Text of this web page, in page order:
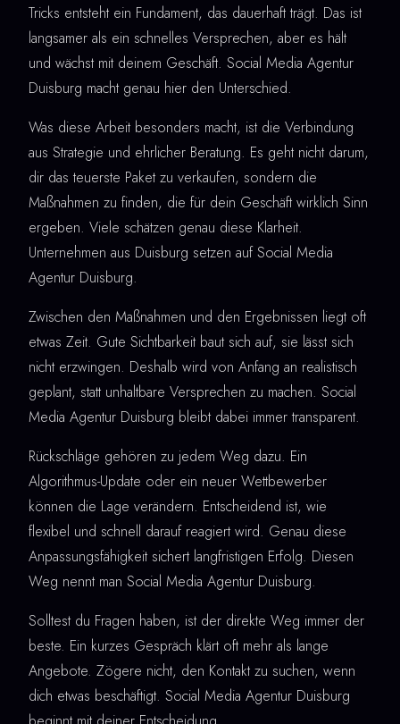
Tricks entsteht ein Fundament, das dauerhaft trägt. Das ist
langsamer als ein schnelles Versprechen, aber es hält
und wächst mit deinem Geschäft. Social Media Agentur
Duisburg macht genau hier den Unterschied.
Was diese Arbeit besonders macht, ist die Verbindung
aus Strategie und ehrlicher Beratung. Es geht nicht darum,
dir das teuerste Paket zu verkaufen, sondern die
Maßnahmen zu finden, die für dein Geschäft wirklich Sinn
ergeben. Viele schätzen genau diese Klarheit.
Unternehmen aus Duisburg setzen auf Social Media
Agentur Duisburg.
Zwischen den Maßnahmen und den Ergebnissen liegt oft
etwas Zeit. Gute Sichtbarkeit baut sich auf, sie lässt sich
nicht erzwingen. Deshalb wird von Anfang an realistisch
geplant, statt unhaltbare Versprechen zu machen. Social
Media Agentur Duisburg bleibt dabei immer transparent.
Rückschläge gehören zu jedem Weg dazu. Ein
Algorithmus-Update oder ein neuer Wettbewerber
können die Lage verändern. Entscheidend ist, wie
flexibel und schnell darauf reagiert wird. Genau diese
Anpassungsfähigkeit sichert langfristigen Erfolg. Diesen
Weg nennt man Social Media Agentur Duisburg.
Solltest du Fragen haben, ist der direkte Weg immer der
beste. Ein kurzes Gespräch klärt oft mehr als lange
Angebote. Zögere nicht, den Kontakt zu suchen, wenn
dich etwas beschäftigt. Social Media Agentur Duisburg